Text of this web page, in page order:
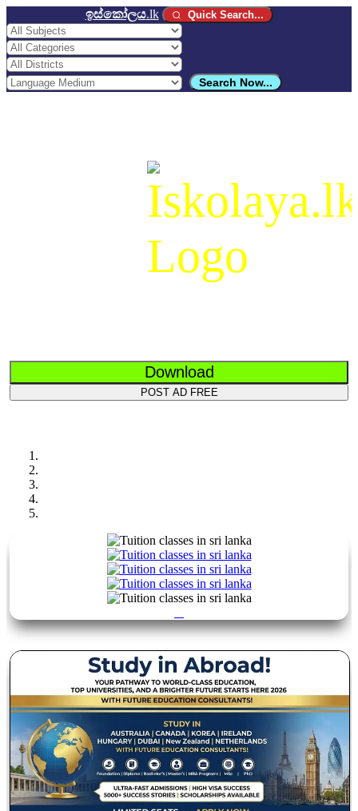
ඉස්කෝලය.lk Quick Search...
Search Now...
Download
POST AD FREE